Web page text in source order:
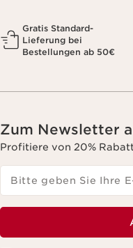
Gratis Standard-
Lieferung bei
Bestellungen ab 50€
Zum Newsletter
Profitiere von 20%
Bitte geben Sie Ihre